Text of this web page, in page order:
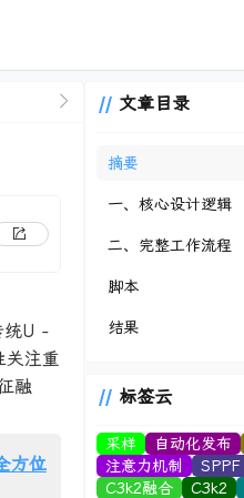
统U -
关注重
融
方位
文章目录
摘要
一、核心设计逻辑
二、完整工作流程
脚本
结果
标签云
采样 自动化发布
注意力机制
SPPF
C3k2融合
C3k2